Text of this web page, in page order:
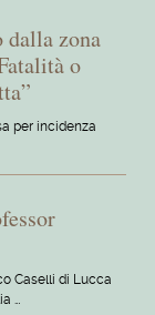
dalla zona
o
per incidenza
Caselli di Lucca
…